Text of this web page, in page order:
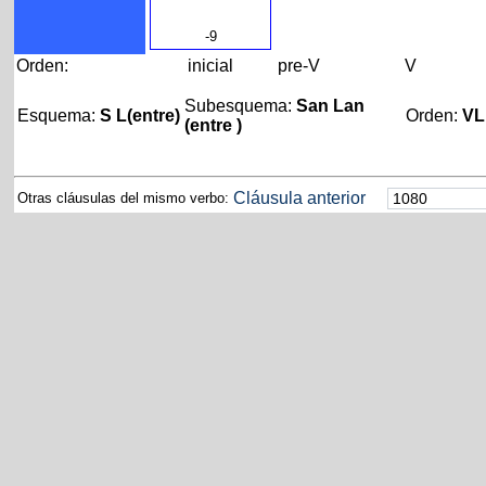
-9
Orden: inicial pre-V V
Esquema: S L(entre)
Subesquema:San Lan
(entre )
Orden:VL
Otras cláusulas del mismo verbo: Cláusula anterior